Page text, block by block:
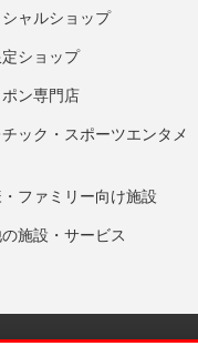
ャルショップ
ショップ
ン専門店
ック・スポーツエンタメ
ファミリー向け施設
施設・サービス